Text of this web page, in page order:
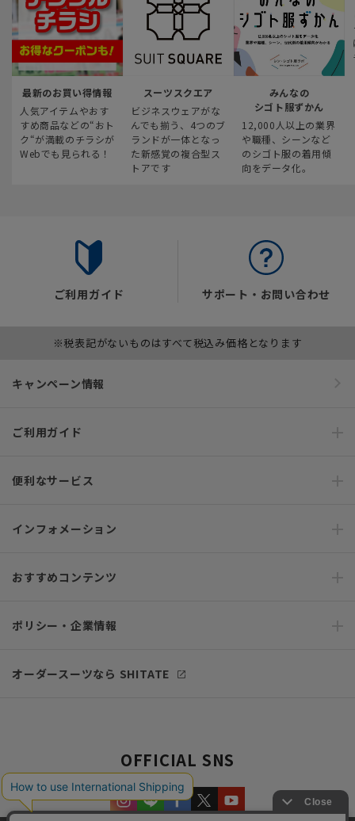
最新のお買い得情報
人気アイテムやおす
すめ商品などの“おト
ク“が満載のチラシが
Webでも見られる！
スーツスクエア
ビジネスウェアがな
んでも揃う、4つのブ
ランドが一体となっ
た新感覚の複合型ス
トアです
みんなの
シゴト服ずかん
12,000人以上の業界
や職種、シーンなど
のシゴト服の着用傾
向をデータ化。
ご利用ガイド サポート・お問い合わせ
※税表記がないものはすべて税込み価格となります
キャンペーン情報
ご利用ガイド
便利なサービス
インフォメーション
おすすめコンテンツ
ポリシー・企業情報
オーダースーツなら SHITATE
OFFICIAL SNS